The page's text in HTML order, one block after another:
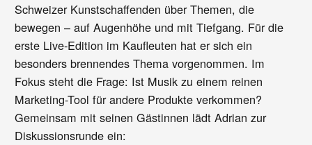
Schweizer Kunstschaffenden über Themen, die
bewegen – auf Augenhöhe und mit Tiefgang. Für die
erste Live-Edition im Kaufleuten hat er sich ein
besonders brennendes Thema vorgenommen. Im
Fokus steht die Frage: Ist Musik zu einem reinen
Marketing-Tool für andere Produkte verkommen?
Gemeinsam mit seinen Gästinnen lädt Adrian zur
Diskussionsrunde ein: